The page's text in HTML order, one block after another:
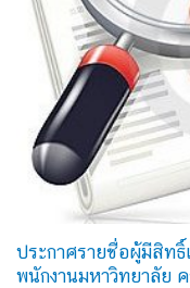
ประกาศรายชื่อผู้มีสิทธิ์
พนักงานมหาวิทยาลัย